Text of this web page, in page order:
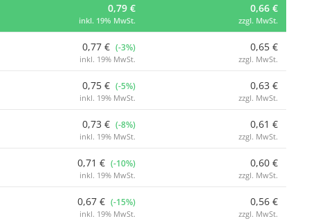
0,79 €
inkl. 19% MwSt.
0,66 €
zzgl. MwSt.
0,77 € (-3%)
inkl. 19% MwSt.
0,65 €
zzgl. MwSt.
0,75 € (-5%)
inkl. 19% MwSt.
0,63 €
zzgl. MwSt.
0,73 € (-8%)
inkl. 19% MwSt.
0,61 €
zzgl. MwSt.
0,71 € (-10%)
inkl. 19% MwSt.
0,60 €
zzgl. MwSt.
0,67 € (-15%)
inkl. 19% MwSt.
0,56 €
zzgl. MwSt.